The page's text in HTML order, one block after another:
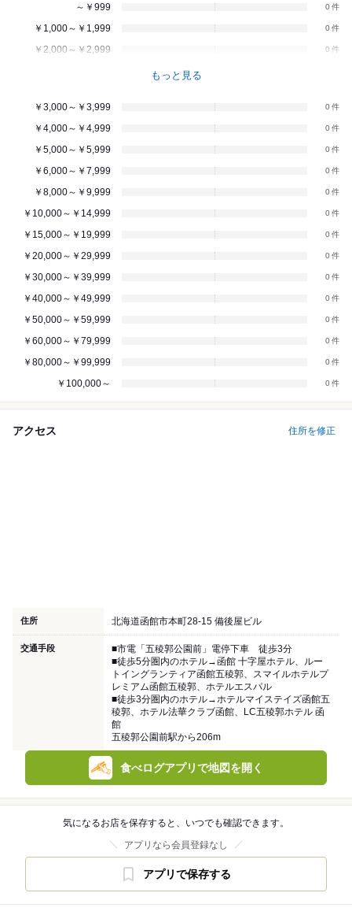
～￥999 0
￥1,000～￥1,999 0
￥2,000～￥2,999 0
もっと見る
￥3,000～￥3,999 0
￥4,000～￥4,999 0
￥5,000～￥5,999 0
￥6,000～￥7,999 0
￥8,000～￥9,999 0
￥10,000～￥14,999 0
￥15,000～￥19,999 0
￥20,000～￥29,999 0
￥30,000～￥39,999 0
￥40,000～￥49,999 0
￥50,000～￥59,999 0
￥60,000～￥79,999 0
￥80,000～￥99,999 0
￥100,000～ 0
アクセス 住所を修正
住所 北海道函館市本町28-15 備後屋ビル
交通手段
■市電「五稜郭公園前」電停下車 徒歩3分
■徒歩5分圏内のホテル→函館 十字屋ホテル、ルー
トイングランティア函館五稜郭、スマイルホテルプ
レミアム函館五稜郭、ホテルエスパル
■徒歩3分圏内のホテル→ホテルマイステイズ函館五
稜郭、ホテル法華クラブ函館、LC五稜郭ホテル 函
館
五稜郭公園前駅から206m
食べログアプリで地図を開く
気になるお店を保存すると、いつでも確認できます。
アプリなら会員登録なし
アプリで保存する